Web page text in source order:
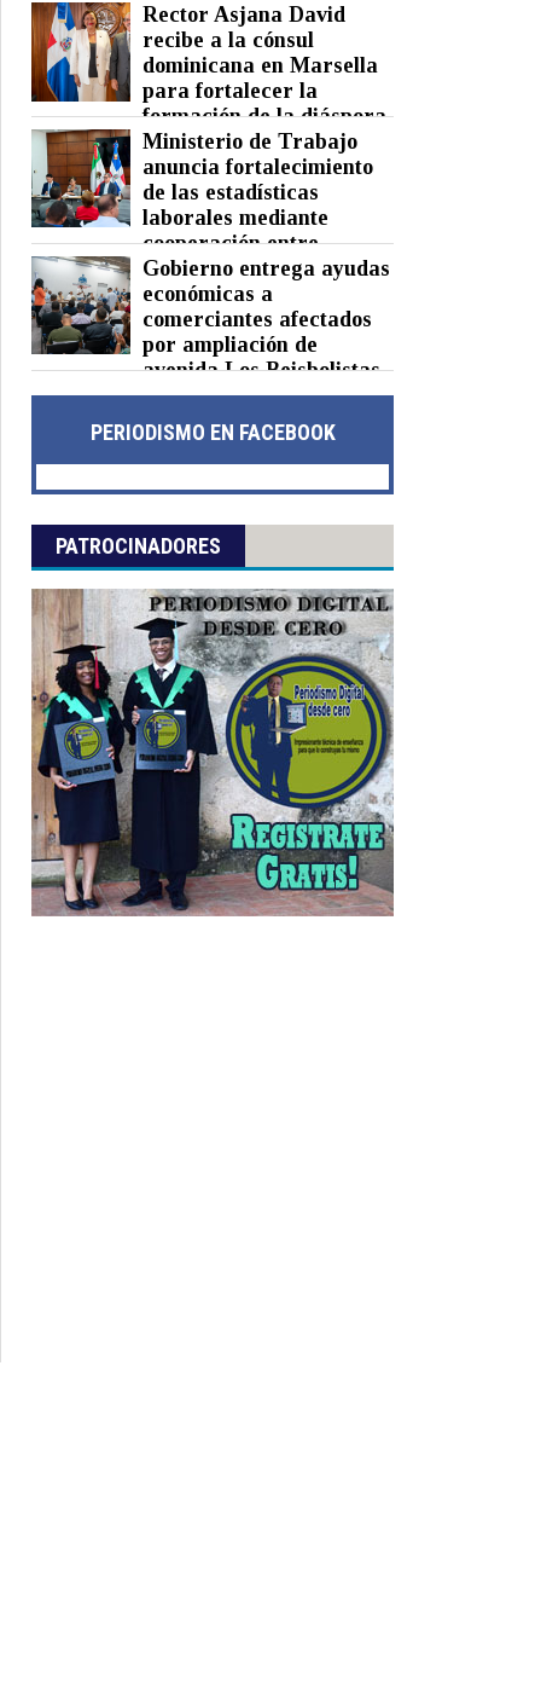
Rector Asjana David
recibe a la cónsul
dominicana en Marsella
para fortalecer la
formación de la diáspora
Posted on 05 Aug 2026 - 0 Comments
Ministerio de Trabajo
anuncia fortalecimiento
de las estadísticas
laborales mediante
cooperación entre
República Dominicana y México
Posted on 05 Aug 2026 - 0 Comments
Gobierno entrega ayudas
económicas a
comerciantes afectados
por ampliación de
avenida Los Beisbolistas
en Manoguayabo
Posted on 04 Aug 2026 - 0 Comments
PERIODISMO EN FACEBOOK
PATROCINADORES